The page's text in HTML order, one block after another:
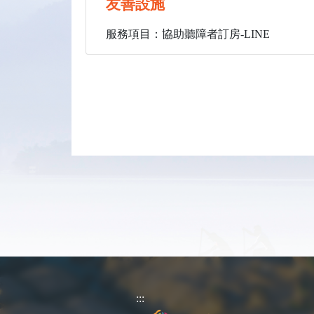
友善設施
服務項目：協助聽障者訂房-LINE
:::